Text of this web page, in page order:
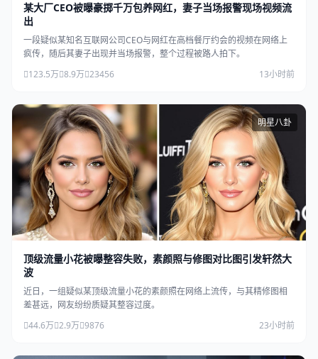
某大厂CEO被曝豪掷千万包养网红，妻子当场报警现场视频流
出
一段疑似某知名互联网公司CEO与网红在高档餐厅约会的视频在网络上
疯传，随后其妻子出现并当场报警，整个过程被路人拍下。
123.5万 8.9万 23456 13小时前
明星八卦
顶级流量小花被曝整容失败，素颜照与修图对比图引发轩然大
波
近日，一组疑似某顶级流量小花的素颜照在网络上流传，与其精修图相
差甚远，网友纷纷质疑其整容过度。
44.6万 2.9万 9876 23小时前